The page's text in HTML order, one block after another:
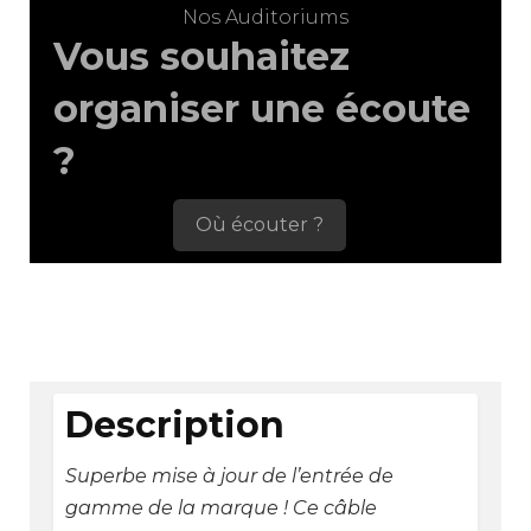
Nos Auditoriums
Vous souhaitez
organiser une écoute
?
Où écouter ?
Description
Superbe mise à jour de l’entrée de
gamme de la marque ! Ce câble